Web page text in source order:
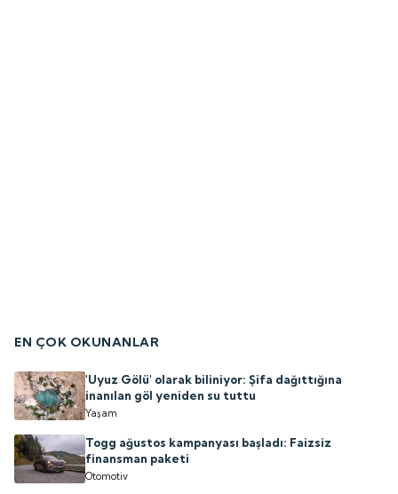
EN ÇOK OKUNANLAR
'Uyuz Gölü' olarak biliniyor: Şifa dağıttığına
inanılan göl yeniden su tuttu
Yaşam
Togg ağustos kampanyası başladı: Faizsiz
finansman paketi
Otomotiv